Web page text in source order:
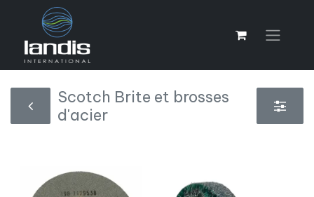
Scotch Brite et brosses
d'acier